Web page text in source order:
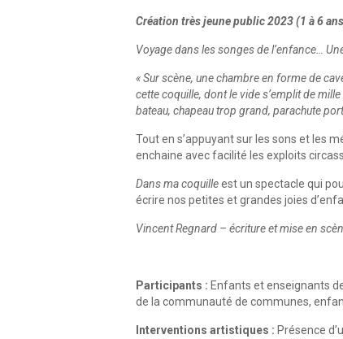
Création très jeune public 2023 (1 à 6
Voyage dans les songes de l’enfance…
« Sur scène, une chambre en forme de
cette coquille, dont le vide s’emplit de
bateau, chapeau trop grand, parachute
​Tout en s’appuyant sur les sons et les
enchaine avec facilité les exploits
Dans ma coquilleest un spectacle qui
écrire nos petites et grandes joies
Vincent Regnard – écriture et mise en
Participants : Enfants et enseignants
de la communauté de communes,
Interventions artistiques : Présence